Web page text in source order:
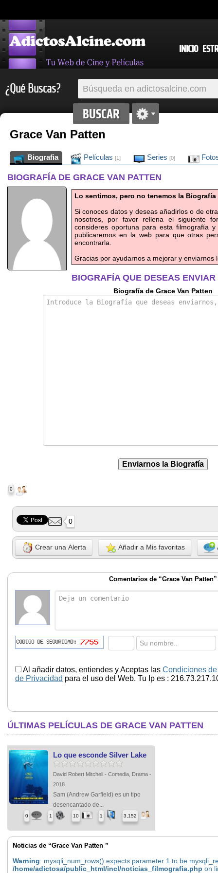
INICIO
¿Qué Buscas?
Grace Van Patten
Biografia Películas [1] Series [0]
BIOGRAFÍA DE GRACE VAN PATTEN
Lo sentimos, pero no tenemos la Biografía
Si conoces datos y deseas añadirlos o de
nosotros, por favor rellena el siguiente
consideres oportuna para esta filmografía
publicaremos en la web para que otras
encontrarla.
Gracias por ayudarnos a mejorar y enviarnos
BIOGRAFÍA QUE DESEAS ENVIAR
Biografía de Grace Van Patten
0
0
Crear una Alerta Añadir a Mis favoritas
Comentarios de “Grace Van Patten”
Al añadir datos, entiendes y Aceptas las Condiciones
de Privacidad para el uso del Web. Tu Ip es :
ÚLTIMAS PELÍCULAS DE GRACE VAN PATTEN
Lo que esconde Silver Lake
David Robert Mitchell - Comedia, Drama -
2018
Sam (Andrew Garfield) es un tipo
desencantado de...
0 1 10 1 3,152
Noticias de “Grace Van Patten ”
Warning: mysqli_num_rows() expects parameter 1 to be
/home/adictosa/public_html/incl/noticias_filmografia.php on